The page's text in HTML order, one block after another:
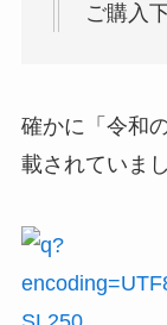
ご購入
確かに「令和
載されていまし